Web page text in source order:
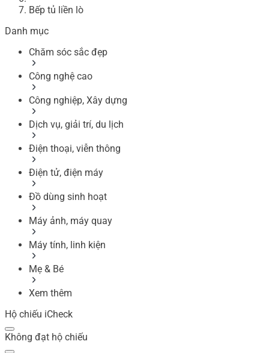
Bếp tủ liền lò
Danh mục
Chăm sóc sắc đẹp
Công nghệ cao
Công nghiệp, Xây dựng
Dịch vụ, giải trí, du lịch
Điện thoại, viễn thông
Điện tử, điện máy
Đồ dùng sinh hoạt
Máy ảnh, máy quay
Máy tính, linh kiện
Mẹ & Bé
Xem thêm
Hộ chiếu iCheck
Không đạt hộ chiếu